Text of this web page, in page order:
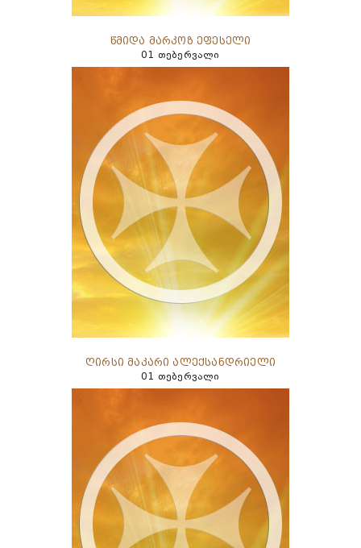
წმიდა მარკოზ ეფესელი
01 თებერვალი
ღირსი მაკარი ალექსანდრიელი
01 თებერვალი